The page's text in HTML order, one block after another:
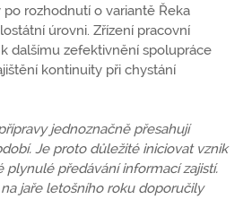
po rozhodnutí o variantě Řeka
úrovni. Zřízení pracovní
dalšímu zefektivnění spolupráce
kontinuity při chystání
jednoznačně přesahují
Je proto důležité iniciovat vznik
plynulé předávání informací zajistí.
jaře letošního roku doporučily